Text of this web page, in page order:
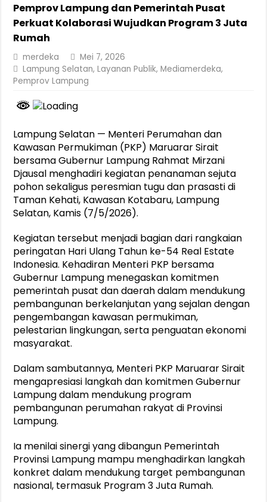
Pemprov Lampung dan Pemerintah Pusat
Perkuat Kolaborasi Wujudkan Program 3 Juta
Rumah
merdeka
Mei 7, 2026
Lampung Selatan,Layanan Publik,Mediamerdeka,
Pemprov Lampung
Lampung Selatan — Menteri Perumahan dan
Kawasan Permukiman (PKP) Maruarar Sirait
bersama Gubernur Lampung Rahmat Mirzani
Djausal menghadiri kegiatan penanaman sejuta
pohon sekaligus peresmian tugu dan prasasti di
Taman Kehati, Kawasan Kotabaru, Lampung
Selatan, Kamis (7/5/2026).
Kegiatan tersebut menjadi bagian dari rangkaian
peringatan Hari Ulang Tahun ke-54 Real Estate
Indonesia. Kehadiran Menteri PKP bersama
Gubernur Lampung menegaskan komitmen
pemerintah pusat dan daerah dalam mendukung
pembangunan berkelanjutan yang sejalan dengan
pengembangan kawasan permukiman,
pelestarian lingkungan, serta penguatan ekonomi
masyarakat.
Dalam sambutannya, Menteri PKP Maruarar Sirait
mengapresiasi langkah dan komitmen Gubernur
Lampung dalam mendukung program
pembangunan perumahan rakyat di Provinsi
Lampung.
Ia menilai sinergi yang dibangun Pemerintah
Provinsi Lampung mampu menghadirkan langkah
konkret dalam mendukung target pembangunan
nasional, termasuk Program 3 Juta Rumah.